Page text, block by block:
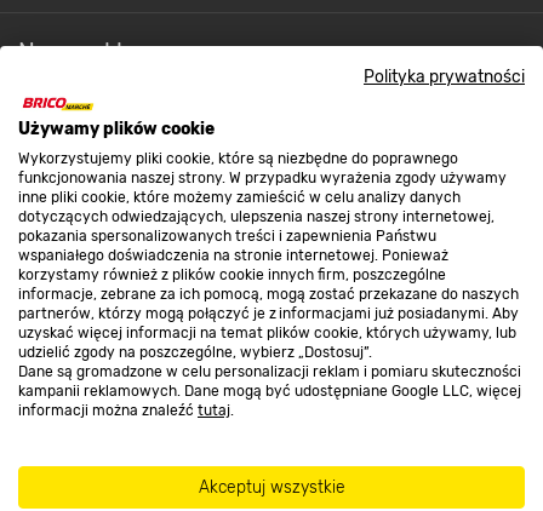
Polityka prywatności
Używamy plików cookie
Wykorzystujemy pliki cookie, które są niezbędne do poprawnego
funkcjonowania naszej strony. W przypadku wyrażenia zgody używamy
inne pliki cookie, które możemy zamieścić w celu analizy danych
dotyczących odwiedzających, ulepszenia naszej strony internetowej,
pokazania spersonalizowanych treści i zapewnienia Państwu
wspaniałego doświadczenia na stronie internetowej. Ponieważ
korzystamy również z plików cookie innych firm, poszczególne
informacje, zebrane za ich pomocą, mogą zostać przekazane do naszych
partnerów, którzy mogą połączyć je z informacjami już posiadanymi. Aby
uzyskać więcej informacji na temat plików cookie, których używamy, lub
udzielić zgody na poszczególne, wybierz „Dostosuj”.
Dane są gromadzone w celu personalizacji reklam i pomiaru skuteczności
kampanii reklamowych. Dane mogą być udostępniane Google LLC, więcej
informacji można znaleźć tutaj.
Akceptuj wszystkie
Nasze sklepy
O nas
Kontakt do sklepu
Strefa biznesu
Dołącz do nas